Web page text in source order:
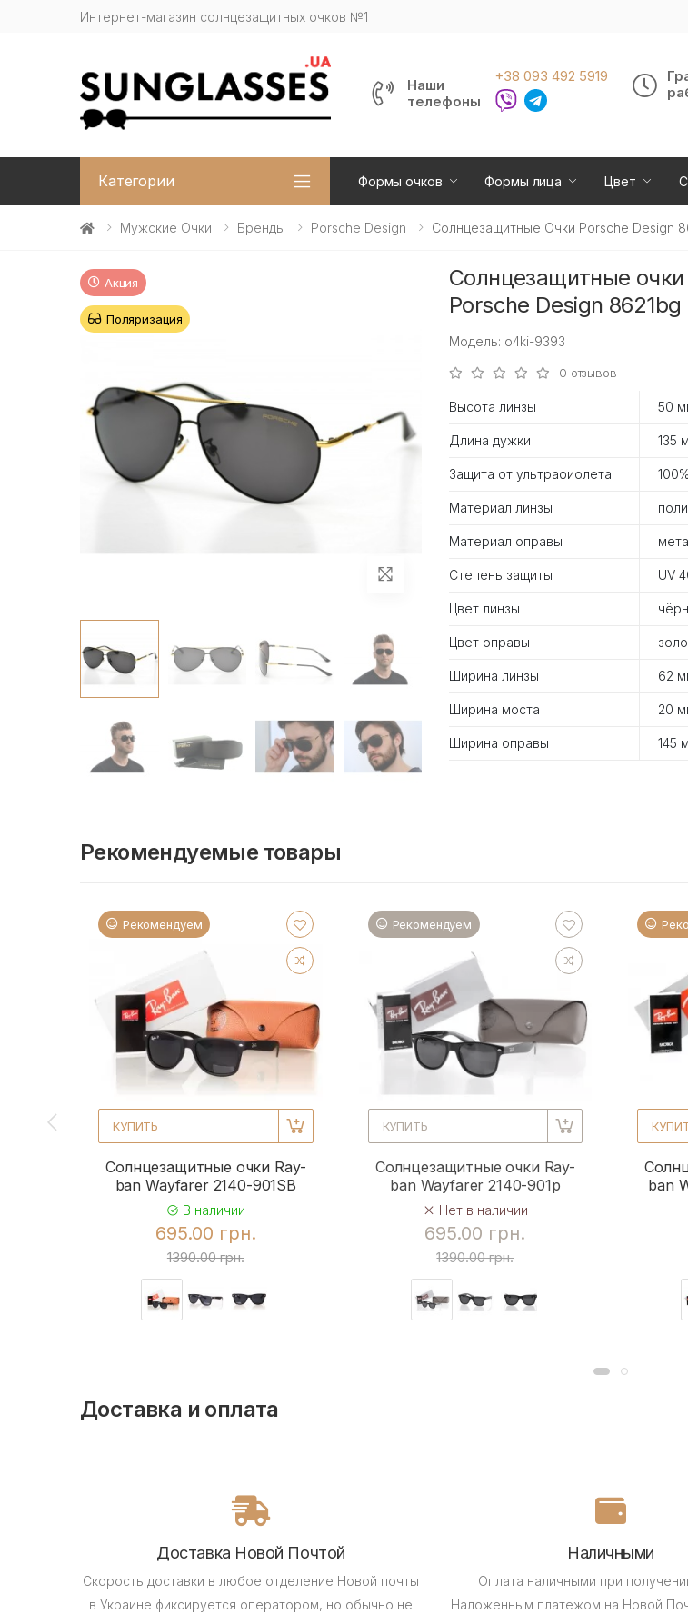
Интернет-магазин солнцезащитных очков №1
Наши
телефоны
+38 093 492 5919
Категории Формы очков Формы лица Цвет
Мужские Очки Бренды Porsche Design Солнцезащитные Очки Porsche Design
Акция
Поляризация
Солнцезащитные очки
Porsche Design 8621bg
Модель: o4ki-9393
0 отзывов
Высота линзы 50
Длина дужки 135
Защита от ультрафиолета 100%
Материал линзы
Материал оправы
Степень защиты UV
Цвет линзы
Цвет оправы
Ширина линзы 62
Ширина моста 20
Ширина оправы 145
Рекомендуемые товары
Рекомендуем
КУПИТЬ
Солнцезащитные очки Ray-
ban Wayfarer 2140-901SB
В наличии
695.00 грн.
1390.00 грн.
Рекомендуем
КУПИТЬ
Солнцезащитные очки Ray-
ban Wayfarer 2140-901p
Нет в наличии
695.00 грн.
1390.00 грн.
ban
Доставка и оплата
Доставка Новой Почтой
Скорость доставки в любое отделение Новой почты
в Украине фиксируется оператором, но обычно не
Наличными
Оплата наличными при
Наложенным платежом на Новой